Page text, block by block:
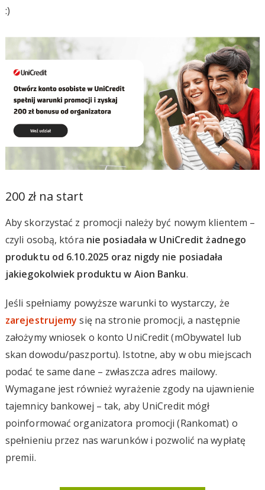
:)
200 zł na start
Aby skorzystać z promocji należy być nowym klientem –
czyli osobą, która nie posiadała w UniCredit żadnego
produktu od 6.10.2025 oraz nigdy nie posiadała
jakiegokolwiek produktu w Aion Banku.
Jeśli spełniamy powyższe warunki to wystarczy, że
zarejestrujemy się na stronie promocji, a następnie
założymy wniosek o konto UniCredit (mObywatel lub
skan dowodu/paszportu). Istotne, aby w obu miejscach
podać te same dane – zwłaszcza adres mailowy.
Wymagane jest również wyrażenie zgody na ujawnienie
tajemnicy bankowej – tak, aby UniCredit mógł
poinformować organizatora promocji (Rankomat) o
spełnieniu przez nas warunków i pozwolić na wypłatę
premii.